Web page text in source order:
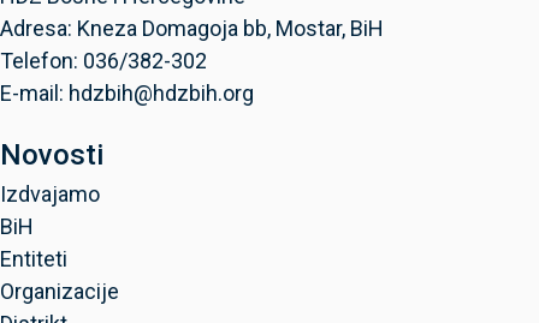
Adresa: Kneza Domagoja bb, Mostar, BiH
Telefon: 036/382-302
E-mail: hdzbih@hdzbih.org
Novosti
Izdvajamo
BiH
Entiteti
Organizacije